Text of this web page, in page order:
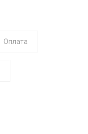
Оплата